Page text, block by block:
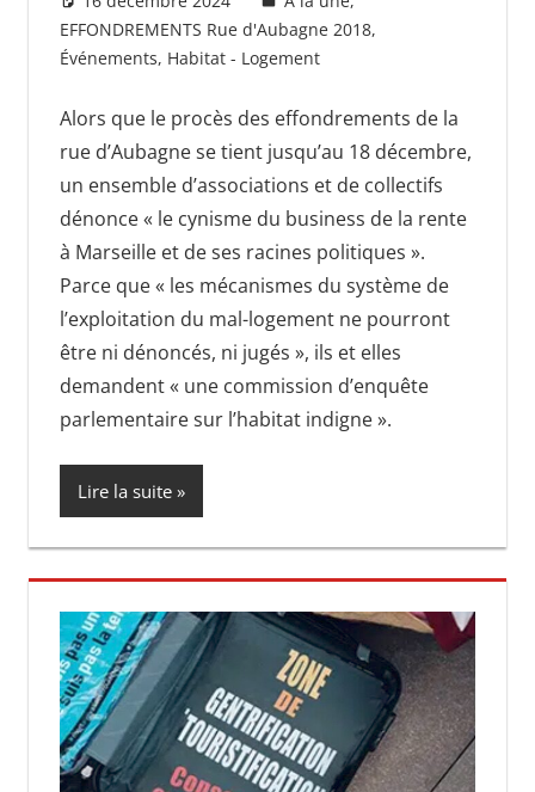
EFFONDREMENTS Rue d'Aubagne 2018,
Événements, Habitat - Logement
Alors que le procès des effondrements de la
rue d’Aubagne se tient jusqu’au 18 décembre,
un ensemble d’associations et de collectifs
dénonce « le cynisme du business de la rente
à Marseille et de ses racines politiques ».
Parce que « les mécanismes du système de
l’exploitation du mal-logement ne pourront
être ni dénoncés, ni jugés », ils et elles
demandent « une commission d’enquête
parlementaire sur l’habitat indigne ».
Lire la suite